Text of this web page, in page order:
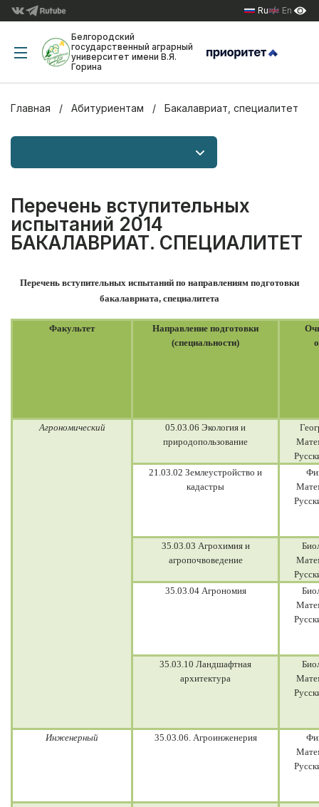
Ru En
Белгородский
государственный аграрный
университет имени В.Я.
Горина
Главная Абитуриентам Бакалавриат, специалитет
Перечень вступительных
испытаний 2014
БАКАЛАВРИАТ. СПЕЦИАЛИТЕТ
Перечень вступительных испытаний по направлениям подготовки
бакалавриата, специалитета
Факультет
Направление подготовки
(специальности)
Агрономический
05.03.06 Экология и
природопользование
21.03.02 Землеустройство и
кадастры
35.03.03 Агрохимия и
агропочвоведение
35.03.04 Агрономия
35.03.10 Ландшафтная
архитектура
Инженерный 35.03.06. Агроинженерия